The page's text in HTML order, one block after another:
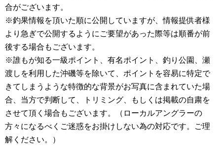
合がございます。
※釣果情報を頂いた順に公開していますが、情報提供者様
より急ぎで公開するようにご要望があった際等は順番が前
後する場合もございます。
※誰もが知る一級ポイント、有名ポイント、釣り公園、瀬
渡しを利用した沖磯等を除いて、ポイントを容易に特定で
きてしまうような特徴的な背景がお写真に含まれていた場
合、当方で判断して、トリミング、もしくは掲載の自粛を
させて頂く場合もございます。（ローカルアングラーの
方々になるべくご迷惑をお掛けしない為の対応です。ご理
解ください。）